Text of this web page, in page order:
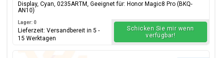
Display, Cyan, 0235ARTM, Geeignet für: Honor Magic8 Pro (BKQ-
AN10)
Lager: 0
Lieferzeit: Versandbereit in 5 -
15 Werktagen
Schicken Sie mir wenn
verfügbar!